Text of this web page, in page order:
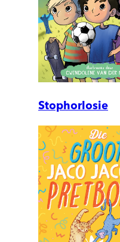
Stophorlosie